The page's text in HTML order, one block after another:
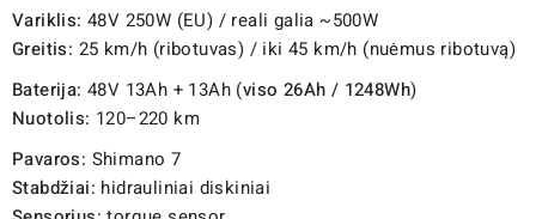
Variklis: 48V 250W (EU) / reali galia ~500W
Greitis: 25 km/h (ribotuvas) / iki 45 km/h (nuėmus ribotuvą)
Baterija: 48V 13Ah + 13Ah (viso 26Ah / 1248Wh)
Nuotolis: 120–220 km
Pavaros: Shimano 7
Stabdžiai: hidrauliniai diskiniai